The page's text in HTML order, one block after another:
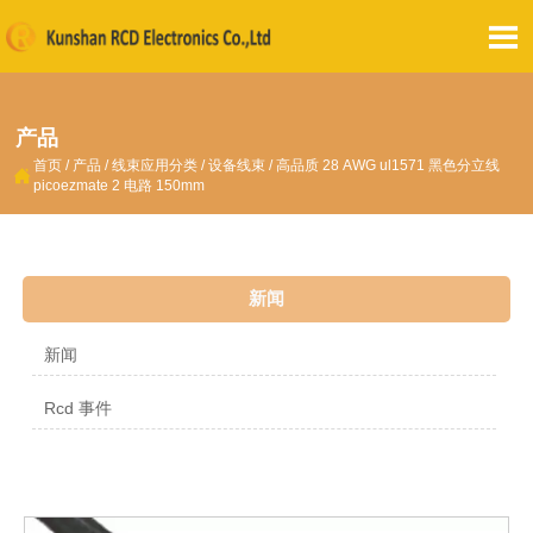

产品
 首页 / 产品 /线束应用分类 /设备线束 /高品质 28 AWG ul1571 黑色分立线
picoezmate 2 电路 150mm
新闻
新闻
Rcd 事件